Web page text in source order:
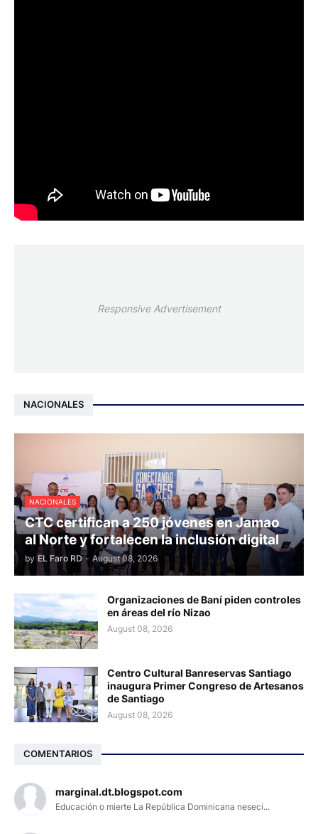
Responsive Advertisement
NACIONALES
NACIONALES
CTC certifican a 250 jóvenes en Jamao
al Norte y fortalecen la inclusión digital
by EL Faro RD - August 08, 2026
Organizaciones de Baní piden controles
en áreas del río Nizao
August 08, 2026
Centro Cultural Banreservas Santiago
inaugura Primer Congreso de Artesanos
de Santiago
August 08, 2026
COMENTARIOS
marginal.dt.blogspot.com
Educación o mierte La República Dominicana neseci...